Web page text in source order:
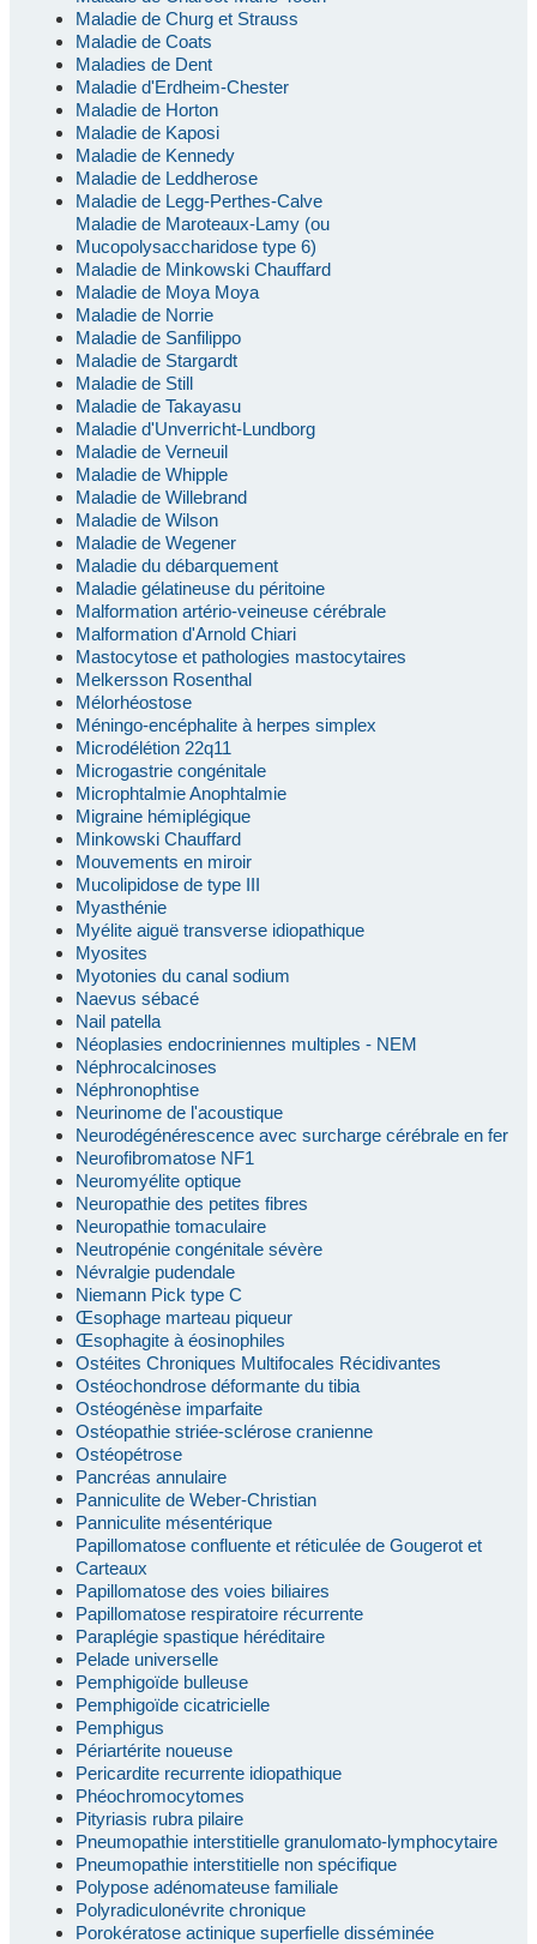
Maladie de Churg et Strauss
Maladie de Coats
Maladies de Dent
Maladie d'Erdheim-Chester
Maladie de Horton
Maladie de Kaposi
Maladie de Kennedy
Maladie de Leddherose
Maladie de Legg-Perthes-Calve
Maladie de Maroteaux-Lamy (ou
Mucopolysaccharidose type 6)
Maladie de Minkowski Chauffard
Maladie de Moya Moya
Maladie de Norrie
Maladie de Sanfilippo
Maladie de Stargardt
Maladie de Still
Maladie de Takayasu
Maladie d'Unverricht-Lundborg
Maladie de Verneuil
Maladie de Whipple
Maladie de Willebrand
Maladie de Wilson
Maladie de Wegener
Maladie du débarquement
Maladie gélatineuse du péritoine
Malformation artério-veineuse cérébrale
Malformation d'Arnold Chiari
Mastocytose et pathologies mastocytaires
Melkersson Rosenthal
Mélorhéostose
Méningo-encéphalite à herpes simplex
Microdélétion 22q11
Microgastrie congénitale
Microphtalmie Anophtalmie
Migraine hémiplégique
Minkowski Chauffard
Mouvements en miroir
Mucolipidose de type III
Myasthénie
Myélite aiguë transverse idiopathique
Myosites
Myotonies du canal sodium
Naevus sébacé
Nail patella
Néoplasies endocriniennes multiples - NEM
Néphrocalcinoses
Néphronophtise
Neurinome de l'acoustique
Neurodégénérescence avec surcharge cérébrale en fer
Neurofibromatose NF1
Neuromyélite optique
Neuropathie des petites fibres
Neuropathie tomaculaire
Neutropénie congénitale sévère
Névralgie pudendale
Niemann Pick type C
Œsophage marteau piqueur
Œsophagite à éosinophiles
Ostéites Chroniques Multifocales Récidivantes
Ostéochondrose déformante du tibia
Ostéogénèse imparfaite
Ostéopathie striée-sclérose cranienne
Ostéopétrose
Pancréas annulaire
Panniculite de Weber-Christian
Panniculite mésentérique
Papillomatose confluente et réticulée de Gougerot et
Carteaux
Papillomatose des voies biliaires
Papillomatose respiratoire récurrente
Paraplégie spastique héréditaire
Pelade universelle
Pemphigoïde bulleuse
Pemphigoïde cicatricielle
Pemphigus
Périartérite noueuse
Pericardite recurrente idiopathique
Phéochromocytomes
Pityriasis rubra pilaire
Pneumopathie interstitielle granulomato-lymphocytaire
Pneumopathie interstitielle non spécifique
Polypose adénomateuse familiale
Polyradiculonévrite chronique
Porokératose actinique superfielle disséminée